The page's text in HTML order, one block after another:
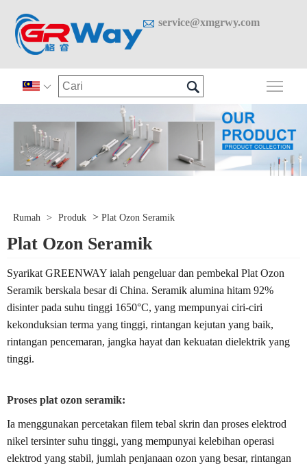
 service@xmgrwy.com
 
Rumah > Produk > Plat Ozon Seramik
Plat Ozon Seramik
Syarikat GREENWAY ialah pengeluar dan pembekal Plat Ozon
Seramik berskala besar di China. Seramik alumina hitam 92%
disinter pada suhu tinggi 1650°C, yang mempunyai ciri-ciri
kekonduksian terma yang tinggi, rintangan kejutan yang baik,
rintangan pencemaran, jangka hayat dan kekuatan dielektrik yang
tinggi.
Proses plat ozon seramik:
Ia menggunakan percetakan filem tebal skrin dan proses elektrod
nikel tersinter suhu tinggi, yang mempunyai kelebihan operasi
elektrod yang stabil, jumlah penjanaan ozon yang besar, rintangan